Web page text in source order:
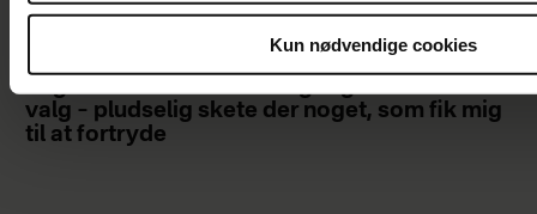
Kun nødvendige cookies
valg – pludselig skete der noget, som fik mig
til at fortryde